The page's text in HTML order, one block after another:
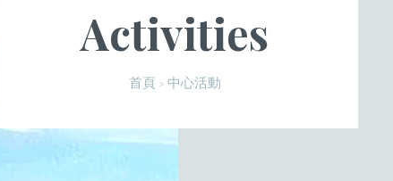
Activities
首頁 > 中心活動